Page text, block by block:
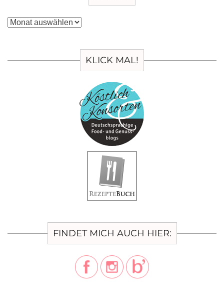
Archiv
KLICK MAL!
FINDET MICH AUCH HIER: